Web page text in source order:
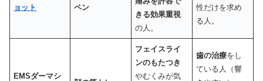
ョット ペン
きる効果重視
の人。
性だけを求め
る人。
EMSダーマシ
フェイスライ
ンのもたつき
やむくみが気
歯の治療をし
ている人（響